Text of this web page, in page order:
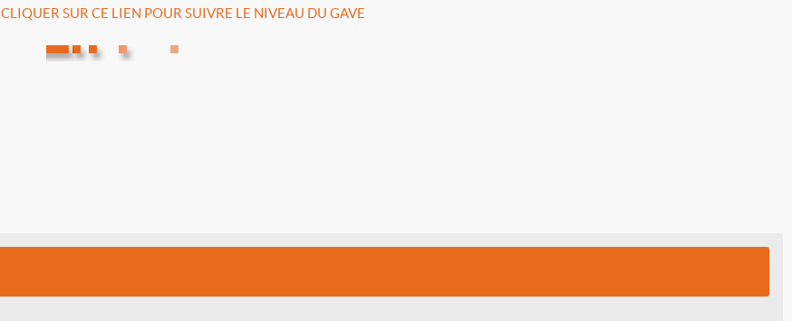
CLIQUER SUR CE LIEN POUR SUIVRE LE NIVEAU DU GAVE